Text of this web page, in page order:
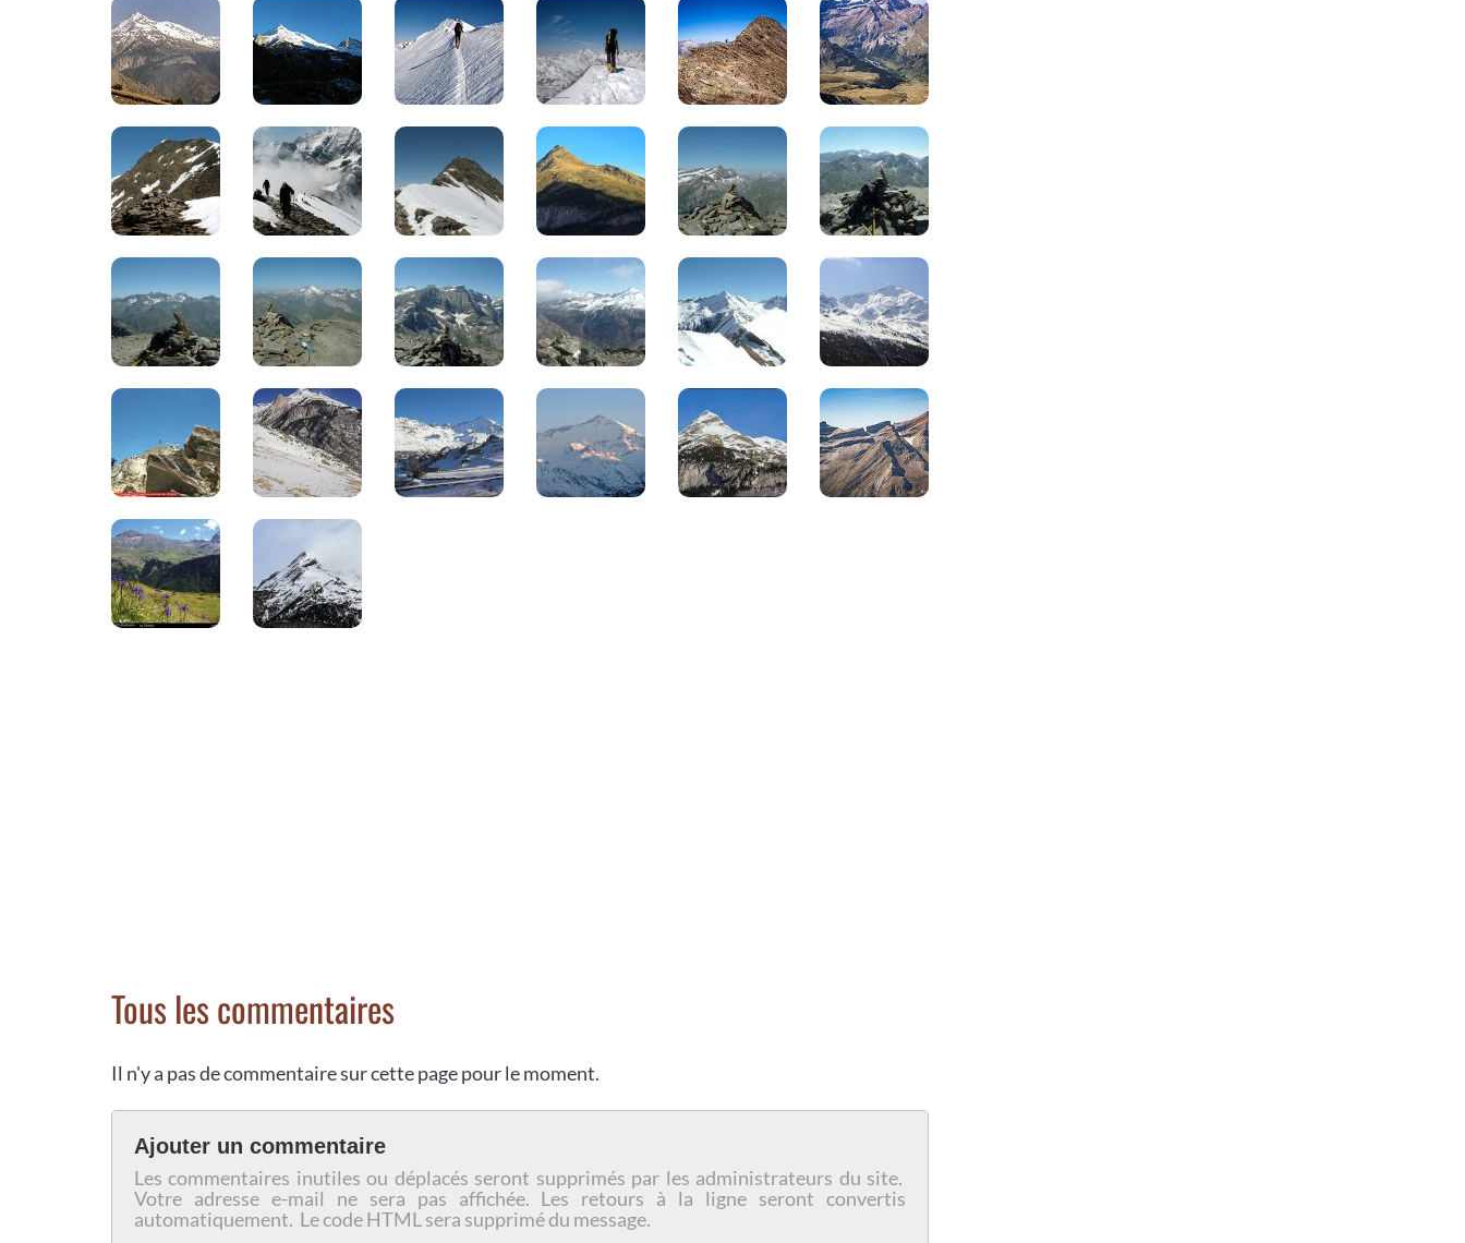
Tous les commentaires
Il n'y a pas de commentaire sur cette page pour le moment.
Ajouter un commentaire
Les commentaires inutiles ou déplacés seront supprimés par les administrateurs du site.
Votre adresse e-mail ne sera pas affichée. Les retours à la ligne seront convertis
automatiquement. Le code HTML sera supprimé du message.